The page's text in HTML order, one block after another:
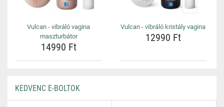
Vulcan - vibráló vagina
maszturbátor
14990 Ft
Vulcan - vibráló kristály vagina
12990 Ft
KEDVENC E-BOLTOK